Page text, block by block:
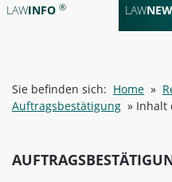
LAWINFO ® LAW
Sie befinden sich: Home »
Auftragsbestätigung » Inhalt